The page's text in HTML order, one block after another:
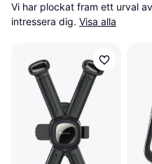
Vi har plockat fram ett urval
intressera dig. Visa alla